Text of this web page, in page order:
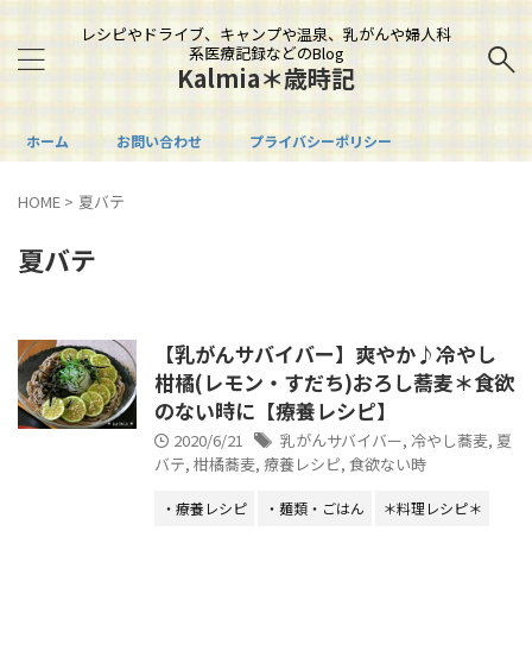
レシピやドライブ、キャンプや温泉、乳がんや婦人科
系医療記録などのBlog
Kalmia＊歳時記
ホーム お問い合わせ プライバシーポリシー
HOME > 夏バテ
夏バテ
【乳がんサバイバー】爽やか♪冷やし
柑橘(レモン・すだち)おろし蕎麦＊食欲
のない時に【療養レシピ】
2020/6/21 乳がんサバイバー, 冷やし蕎麦, 夏
バテ, 柑橘蕎麦, 療養レシピ, 食欲ない時
・療養レシピ ・麺類・ごはん ＊料理レシピ＊